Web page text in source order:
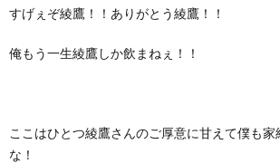
すげぇぞ綾鷹！！ありがとう綾鷹！！
俺もう一生綾鷹しか飲まねぇ！！
ここはひとつ綾鷹さんのご厚意に甘えて僕も
な！